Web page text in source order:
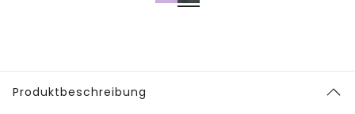
Produktbeschreibung